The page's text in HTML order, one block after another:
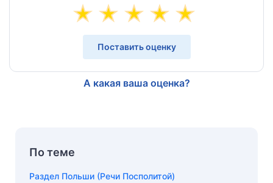
Поставить оценку
А какая ваша оценка?
По теме
Раздел Польши (Речи Посполитой)